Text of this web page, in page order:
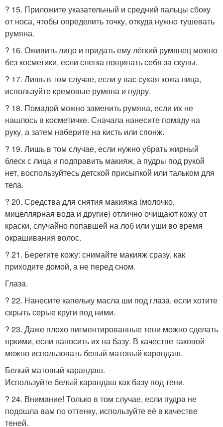
? 15. Приложите указательный и средний пальцы сбоку
от носа, чтобы определить точку, откуда нужно тушевать
румяна.
? 16. Оживить лицо и придать ему лёгкий румянец можно
без косметики, если слегка пощипать себя за скулы.
? 17. Лишь в том случае, если у вас сухая кожа лица,
используйте кремовые румяна и пудру.
? 18. Помадой можно заменить румяна, если их не
нашлось в косметичке. Сначала нанесите помаду на
руку, а затем наберите на кисть или спонж.
? 19. Лишь в том случае, если нужно убрать жирный
блеск с лица и подправить макияж, а пудры под рукой
нет, воспользуйтесь детской присыпкой или тальком для
тела.
? 20. Средства для снятия макияжа (молочко,
мицеллярная вода и другие) отлично очищают кожу от
краски, случайно попавшей на лоб или уши во время
окрашивания волос.
? 21. Берегите кожу: снимайте макияж сразу, как
приходите домой, а не перед сном.
Глаза.
? 22. Нанесите капельку масла ши под глаза, если хотите
скрыть серые круги под ними.
? 23. Даже плохо пигментированные тени можно сделать
яркими, если наносить их на базу. В качестве таковой
можно использовать белый матовый карандаш.
Белый матовый карандаш.
Используйте белый карандаш как базу под тени.
? 24. Внимание! Только в том случае, если пудра не
подошла вам по оттенку, используйте её в качестве
теней.